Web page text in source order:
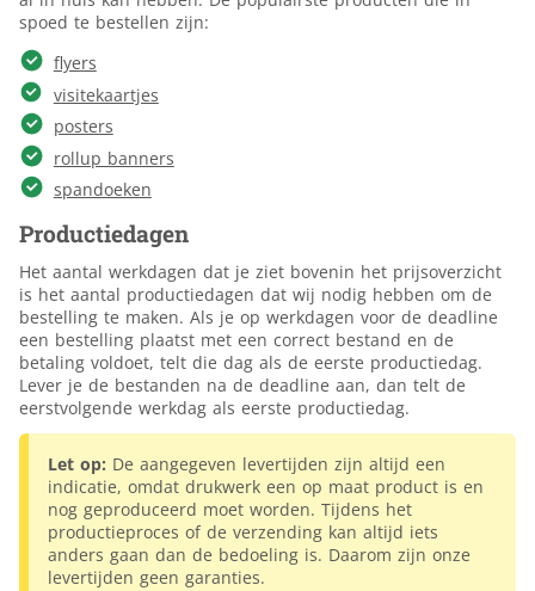
spoed te bestellen zijn:
flyers
visitekaartjes
posters
rollup banners
spandoeken
Productiedagen
Het aantal werkdagen dat je ziet bovenin het prijsoverzicht
is het aantal productiedagen dat wij nodig hebben om de
bestelling te maken. Als je op werkdagen voor de deadline
een bestelling plaatst met een correct bestand en de
betaling voldoet, telt die dag als de eerste productiedag.
Lever je de bestanden na de deadline aan, dan telt de
eerstvolgende werkdag als eerste productiedag.
Let op: De aangegeven levertijden zijn altijd een
indicatie, omdat drukwerk een op maat product is en
nog geproduceerd moet worden. Tijdens het
productieproces of de verzending kan altijd iets
anders gaan dan de bedoeling is. Daarom zijn onze
levertijden geen garanties.